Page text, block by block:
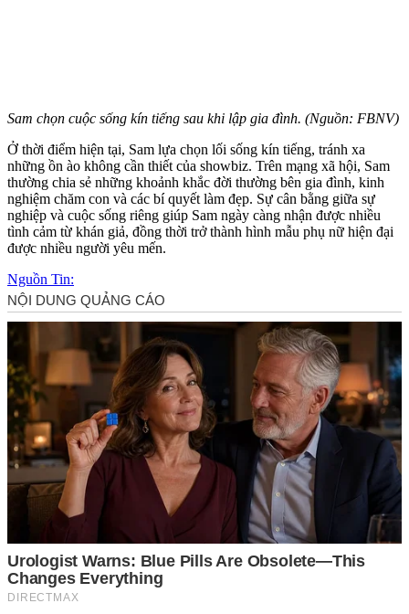
Sam chọn cuộc sống kín tiếng sau khi lập gia đình. (Nguồn: FBNV)
Ở thời điểm hiện tại, Sam lựa chọn lối sống kín tiếng, tránh xa
những ồn ào không cần thiết của showbiz. Trên mạng xã hội, Sam
thường chia sẻ những khoảnh khắc đời thường bên gia đình, kinh
nghiệm chăm con và các bí quyết làm đẹp. Sự cân bằng giữa sự
nghiệp và cuộc sống riêng giúp Sam ngày càng nhận được nhiều
tình cảm từ khán giả, đồng thời trở thành hình mẫu phụ nữ hiện đại
được nhiều người yêu mến.
Nguồn Tin: